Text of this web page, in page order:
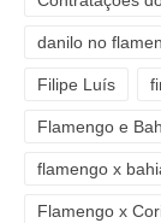
danilo no
Filipe Luís
Flamengo e
flamengo x
Flamengo x